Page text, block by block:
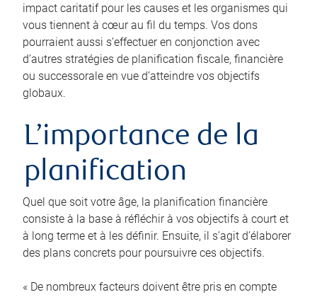
impact caritatif pour les causes et les organismes qui
vous tiennent à cœur au fil du temps. Vos dons
pourraient aussi s’effectuer en conjonction avec
d’autres stratégies de planification fiscale, financière
ou successorale en vue d’atteindre vos objectifs
globaux.
L’importance de la
planification
Quel que soit votre âge, la planification financière
consiste à la base à réfléchir à vos objectifs à court et
à long terme et à les définir. Ensuite, il s’agit d’élaborer
des plans concrets pour poursuivre ces objectifs.
« De nombreux facteurs doivent être pris en compte